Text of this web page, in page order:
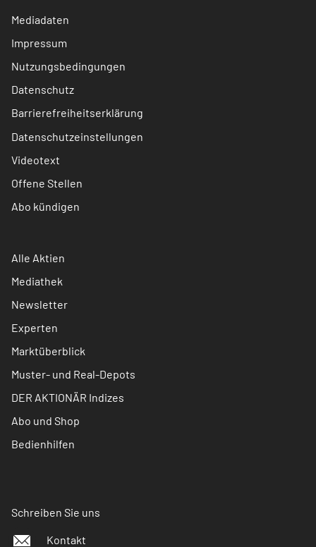
Mediadaten
Impressum
Nutzungsbedingungen
Datenschutz
Barrierefreiheitserklärung
Datenschutzeinstellungen
Videotext
Offene Stellen
Abo kündigen
Alle Aktien
Mediathek
Newsletter
Experten
Marktüberblick
Muster- und Real-Depots
DER AKTIONÄR Indizes
Abo und Shop
Bedienhilfen
Schreiben Sie uns
Kontakt